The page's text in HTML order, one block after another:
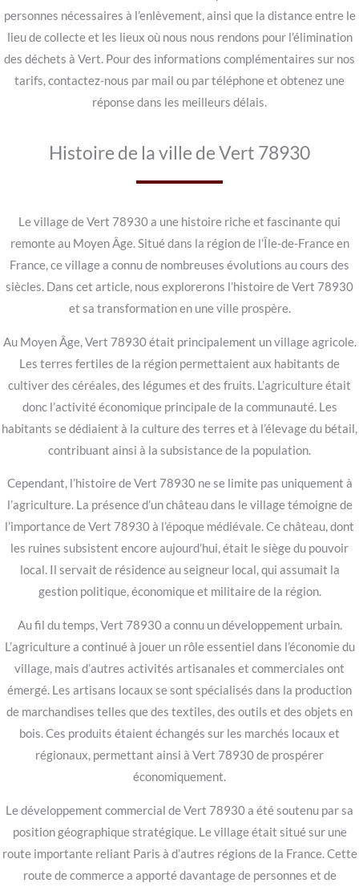
personnes nécessaires à l’enlèvement, ainsi que la distance entre le
lieu de collecte et les lieux où nous nous rendons pour l’élimination
des déchets à Vert. Pour des informations complémentaires sur nos
tarifs, contactez-nous par mail ou par téléphone et obtenez une
réponse dans les meilleurs délais.
Histoire de la ville de Vert 78930
Le village de Vert 78930 a une histoire riche et fascinante qui
remonte au Moyen Âge. Situé dans la région de l’Île-de-France en
France, ce village a connu de nombreuses évolutions au cours des
siècles. Dans cet article, nous explorerons l’histoire de Vert 78930
et sa transformation en une ville prospère.
Au Moyen Âge, Vert 78930 était principalement un village agricole.
Les terres fertiles de la région permettaient aux habitants de
cultiver des céréales, des légumes et des fruits. L’agriculture était
donc l’activité économique principale de la communauté. Les
habitants se dédiaient à la culture des terres et à l’élevage du bétail,
contribuant ainsi à la subsistance de la population.
Cependant, l’histoire de Vert 78930 ne se limite pas uniquement à
l’agriculture. La présence d’un château dans le village témoigne de
l’importance de Vert 78930 à l’époque médiévale. Ce château, dont
les ruines subsistent encore aujourd’hui, était le siège du pouvoir
local. Il servait de résidence au seigneur local, qui assumait la
gestion politique, économique et militaire de la région.
Au fil du temps, Vert 78930 a connu un développement urbain.
L’agriculture a continué à jouer un rôle essentiel dans l’économie du
village, mais d’autres activités artisanales et commerciales ont
émergé. Les artisans locaux se sont spécialisés dans la production
de marchandises telles que des textiles, des outils et des objets en
bois. Ces produits étaient échangés sur les marchés locaux et
régionaux, permettant ainsi à Vert 78930 de prospérer
économiquement.
Le développement commercial de Vert 78930 a été soutenu par sa
position géographique stratégique. Le village était situé sur une
route importante reliant Paris à d’autres régions de la France. Cette
route de commerce a apporté davantage de personnes et de